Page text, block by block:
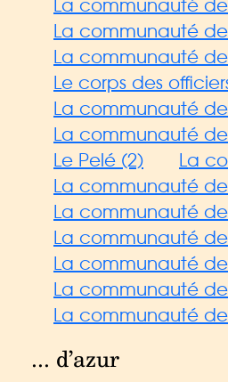
La communauté
La communauté
Le corps des
La communauté
La communauté
Le Pelé (2)
La
La communauté
La communauté
La communauté
La communauté
La communauté
La communauté
... d’azur